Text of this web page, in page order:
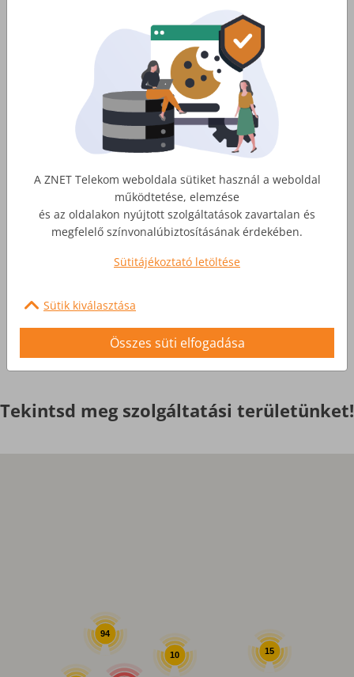
Lakossági Internet
Otthoni internet, telefon és tv
szolgáltatás
Érdekel
Üzleti Internet
szolgáltatások
Tekintsd meg szolgáltatási területünket!
94
10 15
A ZNET Telekom weboldala sütiket használ a weboldal
működtetése, elemzése
és az oldalakon nyújtott szolgáltatások zavartalan és
megfelelő színvonalúbiztosításának érdekében.
Sütitájékoztató letöltése
Sütik kiválasztása
Összes süti elfogadása